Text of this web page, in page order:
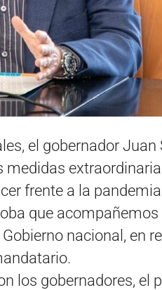
el gobernador
medidas
frente a la
que
nacional, en
los gobernadores, el